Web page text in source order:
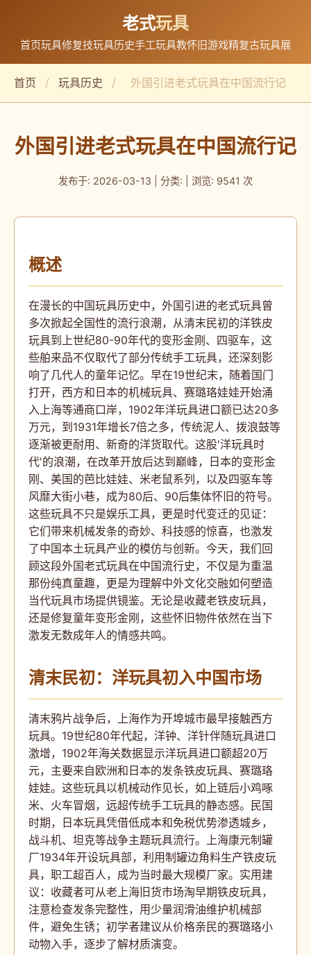
老式玩具
首页玩具修复技玩具历史手工玩具教怀旧游戏精复古玩具展
首页 / 玩具历史 / 外国引进老式玩具在中国流行记
外国引进老式玩具在中国流行记
发布于: 2026-03-13 | 分类: | 浏览: 9541 次
概述
在漫长的中国玩具历史中，外国引进的老式玩具曾
多次掀起全国性的流行浪潮，从清末民初的洋铁皮
玩具到上世纪80-90年代的变形金刚、四驱车，这
些舶来品不仅取代了部分传统手工玩具，还深刻影
响了几代人的童年记忆。早在19世纪末，随着国门
打开，西方和日本的机械玩具、赛璐珞娃娃开始涌
入上海等通商口岸，1902年洋玩具进口额已达20多
万元，到1931年增长7倍之多，传统泥人、拨浪鼓等
逐渐被更耐用、新奇的洋货取代。这股'洋玩具时
代'的浪潮，在改革开放后达到巅峰，日本的变形金
刚、美国的芭比娃娃、米老鼠系列，以及四驱车等
风靡大街小巷，成为80后、90后集体怀旧的符号。
这些玩具不只是娱乐工具，更是时代变迁的见证：
它们带来机械发条的奇妙、科技感的惊喜，也激发
了中国本土玩具产业的模仿与创新。今天，我们回
顾这段外国老式玩具在中国流行史，不仅是为重温
那份纯真童趣，更是为理解中外文化交融如何塑造
当代玩具市场提供镜鉴。无论是收藏老铁皮玩具，
还是修复童年变形金刚，这些怀旧物件依然在当下
激发无数成年人的情感共鸣。
清末民初：洋玩具初入中国市场
清末鸦片战争后，上海作为开埠城市最早接触西方
玩具。19世纪80年代起，洋钟、洋针伴随玩具进口
激增，1902年海关数据显示洋玩具进口额超20万
元，主要来自欧洲和日本的发条铁皮玩具、赛璐珞
娃娃。这些玩具以机械动作见长，如上链后小鸡啄
米、火车冒烟，远超传统手工玩具的静态感。民国
时期，日本玩具凭借低成本和免税优势渗透城乡，
战斗机、坦克等战争主题玩具流行。上海康元制罐
厂1934年开设玩具部，利用制罐边角料生产铁皮玩
具，职工超百人，成为当时最大规模厂家。实用建
议：收藏者可从老上海旧货市场淘早期铁皮玩具，
注意检查发条完整性，用少量润滑油维护机械部
件，避免生锈；初学者建议从价格亲民的赛璐珞小
动物入手，逐步了解材质演变。